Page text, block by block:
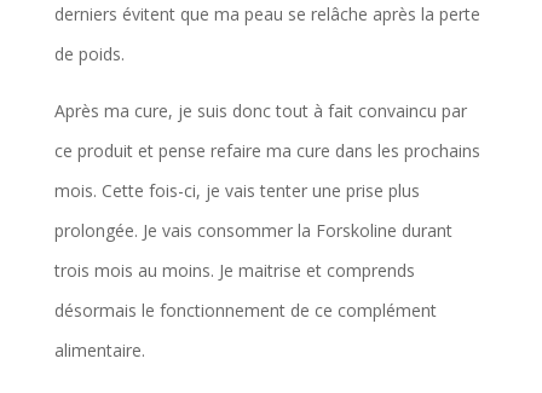
derniers évitent que ma peau se relâche après la perte
de poids.
Après ma cure, je suis donc tout à fait convaincu par
ce produit et pense refaire ma cure dans les prochains
mois. Cette fois-ci, je vais tenter une prise plus
prolongée. Je vais consommer la Forskoline durant
trois mois au moins. Je maitrise et comprends
désormais le fonctionnement de ce complément
alimentaire.